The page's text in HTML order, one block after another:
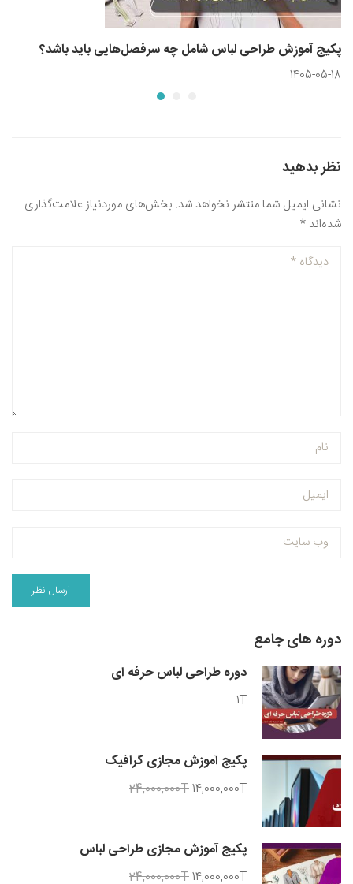
پکیج آموزش طراحی لباس شامل چه سرفصل‌هایی باید باشد؟
1405-05-18
نظر بدهید
نشانی ایمیل شما منتشر نخواهد شد. بخش‌های موردنیاز علامت‌گذاری
شده‌اند *
دوره های جامع
دوره طراحی لباس حرفه ای
1T
پکیج آموزش مجازی گرافیک
24,000,000T14,000,000T
پکیج آموزش مجازی طراحی لباس
24,000,000T14,000,000T